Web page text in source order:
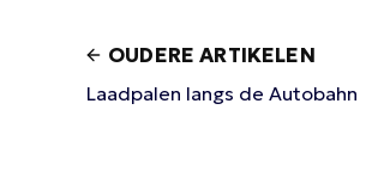
OUDERE ARTIKELEN
Laadpalen langs de Autobahn